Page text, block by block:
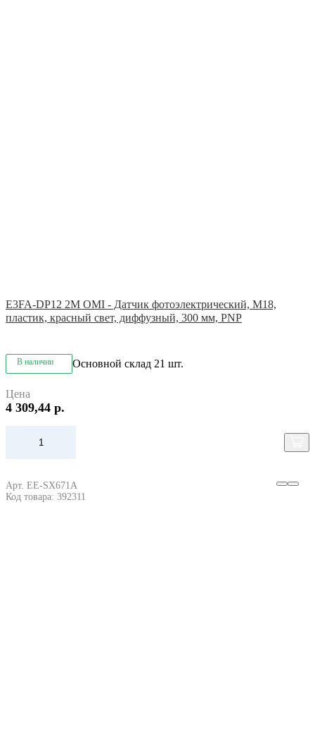
E3FA-DP12 2M OMI - Датчик фотоэлектрический, M18,
пластик, красный свет, диффузный, 300 мм, PNP
В наличии Основной склад 21 шт.
Цена
4 309,44 р.
Арт. EE-SX671A
Код товара: 392311